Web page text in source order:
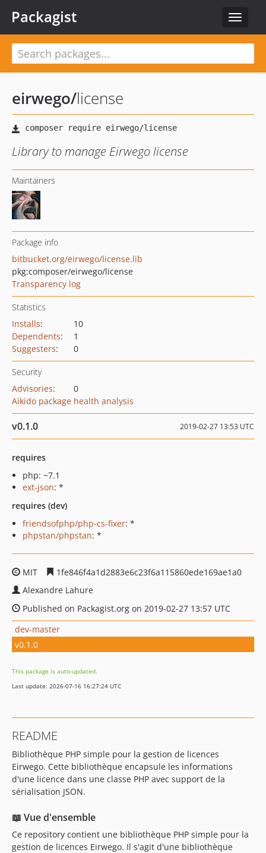
Toggle
Packagist
eirwego/license
Library to manage Eirwego license
Maintainers
Package info
bitbucket.org/eirwego/license.lib
pkg:composer/eirwego/license
Transparency log
Statistics
Installs:
10
Dependents:
1
Suggesters: 0
Security
Advisories:
0
Aikido package health analysis
v0.1.0 2019-02-27 13:53 UTC
requires
php: ~7.1
ext-json: *
requires (dev)
friendsofphp/php-cs-fixer: *
phpstan/phpstan: *
MIT
1fe846f4a1d2883e6c23f6a115860ede169ae1a0
Alexandre Lahure
Published on Packagist.org on 2019-02-27 13:57 UTC
dev-master
v0.1.0
This package is auto-updated.
Last update: 2026-07-16 16:27:24 UTC
README
Bibliothèque PHP simple pour la gestion de licences
Eirwego. Cette bibliothèque encapsule les informations
d'une licence dans une classe PHP avec support de la
sérialisation JSON.
📖 Vue d'ensemble
Ce repository contient une bibliothèque PHP simple pour la
gestion de licences Eirwego. Il s'agit d'une bibliothèque